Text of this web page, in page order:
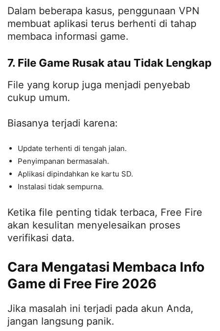
Dalam beberapa kasus, penggunaan VPN
membuat aplikasi terus berhenti di tahap
membaca informasi game.
7. File Game Rusak atau Tidak Lengkap
File yang korup juga menjadi penyebab
cukup umum.
Biasanya terjadi karena:
Update terhenti di tengah jalan.
Penyimpanan bermasalah.
Aplikasi dipindahkan ke kartu SD.
Instalasi tidak sempurna.
Ketika file penting tidak terbaca, Free Fire
akan kesulitan menyelesaikan proses
verifikasi data.
Cara Mengatasi Membaca Info
Game di Free Fire 2026
Jika masalah ini terjadi pada akun Anda,
jangan langsung panik.